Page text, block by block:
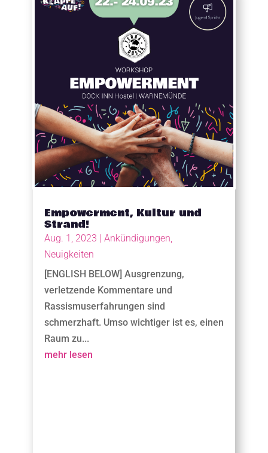
Empowerment, Kultur und
Strand!
Aug. 1, 2023 | Ankündigungen,
Neuigkeiten
[ENGLISH BELOW] Ausgrenzung,
verletzende Kommentare und
Rassismuserfahrungen sind
schmerzhaft. Umso wichtiger ist es, einen
Raum zu...
mehr lesen